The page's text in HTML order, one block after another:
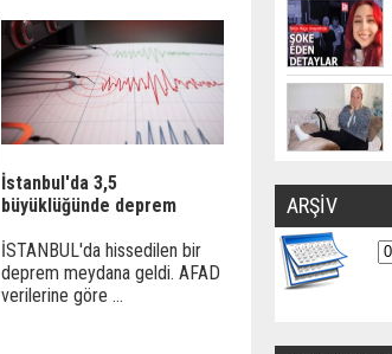
İstanbul'da 3,5
büyüklüğünde deprem
İSTANBUL'da hissedilen bir
deprem meydana geldi. AFAD
verilerine göre ...
ARŞİV